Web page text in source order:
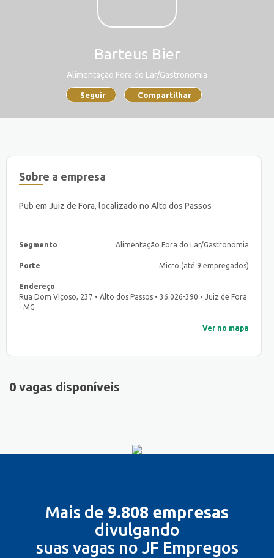
Barteus Bier
Alimentação Fora do Lar/Gastronomia
Seguir Compartilhar
Sobre a empresa
Pub em Juiz de Fora, localizado no Alto dos Passos
Segmento Alimentação Fora do Lar/Gastronomia
Porte Micro (até 9 empregados)
Endereço
Rua Dom Viçoso, 237 • Alto dos Passos • 36.026-390 • Juiz de Fora
- MG
Ver no mapa
0 vagas disponíveis
Mais de 9.808 empresas
divulgando
suas vagas no JF Empregos